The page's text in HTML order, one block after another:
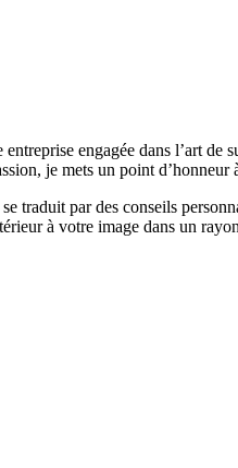
engagée dans l’art de
je mets un point
traduit par des conseils
à votre image dans un